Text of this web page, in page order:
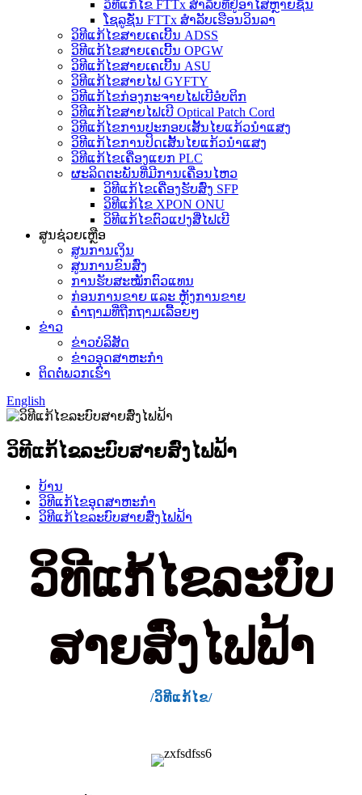
ວິທີແກ້ໄຂ FTTx ສຳລັບທີ່ຢູ່ອາໄສຫຼາຍຊັ້ນ
ໂຊລູຊັ່ນ FTTx ສຳລັບເຮືອນວິນລາ
ວິທີແກ້ໄຂສາຍເຄເບີ້ນ ADSS
ວິທີແກ້ໄຂສາຍເຄເບີ້ນ OPGW
ວິທີແກ້ໄຂສາຍເຄເບີ້ນ ASU
ວິທີແກ້ໄຂສາຍໄຟ GYFTY
ວິທີແກ້ໄຂກ່ອງກະຈາຍໄຟເບີອໍບຕິກ
ວິທີແກ້ໄຂສາຍໄຟເບີ Optical Patch Cord
ວິທີແກ້ໄຂການປະກອບເສັ້ນໄຍແກ້ວນຳແສງ
ວິທີແກ້ໄຂການປິດເສັ້ນໄຍແກ້ວນຳແສງ
ວິທີແກ້ໄຂເຄື່ອງແຍກ PLC
ຜະລິດຕະພັນທີ່ມີການເຄື່ອນໄຫວ
ວິທີແກ້ໄຂເຄື່ອງຮັບສົ່ງ SFP
ວິທີແກ້ໄຂ XPON ONU
ວິທີແກ້ໄຂຕົວແປງສື່ໄຟເບີ
ສູນຊ່ວຍເຫຼືອ
ສູນການເງິນ
ສູນການຂົນສົ່ງ
ການຮັບສະໝັກຕົວແທນ
ກ່ອນການຂາຍ ແລະ ຫຼັງການຂາຍ
ຄຳຖາມທີ່ຖືກຖາມເລື້ອຍໆ
ຂ່າວ
ຂ່າວບໍລິສັດ
ຂ່າວອຸດສາຫະກຳ
ຕິດຕໍ່ພວກເຮົາ
English
ວິທີແກ້ໄຂລະບົບສາຍສົ່ງໄຟຟ້າ
ບ້ານ
ວິທີແກ້ໄຂອຸດສາຫະກໍາ
ວິທີແກ້ໄຂລະບົບສາຍສົ່ງໄຟຟ້າ
ວິທີແກ້ໄຂລະບົບ
ສາຍສົ່ງໄຟຟ້າ
/ວິທີແກ້ໄຂ/